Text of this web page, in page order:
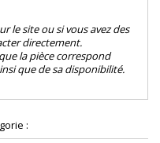
le site ou si vous avez des
directement.
la pièce correspond
que de sa disponibilité.
: